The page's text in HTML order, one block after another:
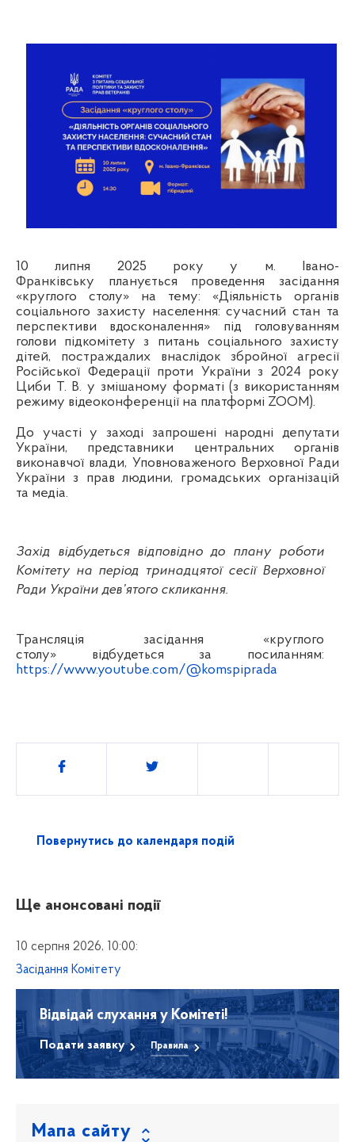
10 липня 2025 року у м. Івано-
Франківську
планується проведення засідання
«круглого столу» на тему: «Діяльність органів
соціального захисту населення: сучасний стан та
перспективи вдосконалення» під головуванням
голови підкомітету з питань соціального захисту
дітей, постраждалих внаслідок збройної агресії
Російської Федерації проти України з 2024 року
Циби Т. В. у змішаному форматі (з використанням
режиму відеоконференції на платформі ZOOM).
До участі у заході запрошені народні депутати
України, представники центральних органів
виконавчої влади, Уповноваженого Верховної Ради
України з прав людини, громадських організацій
та медіа.
Захід відбудеться відповідно до плану роботи
Комітету на період тринадцятої сесії Верховної
Ради України дев’ятого скликання.
Трансляція засідання «круглого
столу» відбудеться за посиланням:
https://www.youtube.com/@komspiprada
Поділитись
Повернутись до календаря подій
Ще анонсовані події
10 серпня 2026, 10:00:
Засідання Комітету
Відвідай слухання у Комітеті!
Подати заявку Правила
Мапа сайту